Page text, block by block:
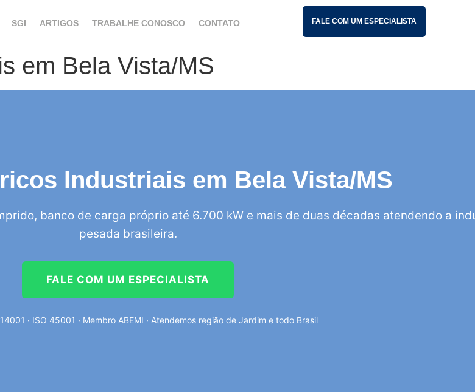
SGI ARTIGOS TRABALHE CONOSCO CONTATO FALE COM UM ESPECIALISTA
em Bela Vista/MS
Industriais em Bela Vista/MS
banco de carga próprio até 6.700 kW e mais de duas décadas atendendo a
pesada brasileira.
FALE COM UM ESPECIALISTA
· ISO 45001 · Membro ABEMI · Atendemos região de Jardim e todo Brasil